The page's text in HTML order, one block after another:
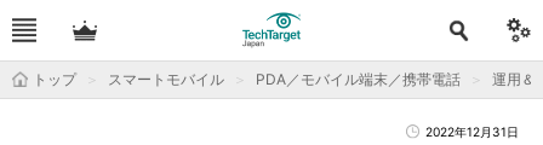
トップ スマートモバイル PDA／モバイル端末／携帯電話 運用＆
2022年12月31日